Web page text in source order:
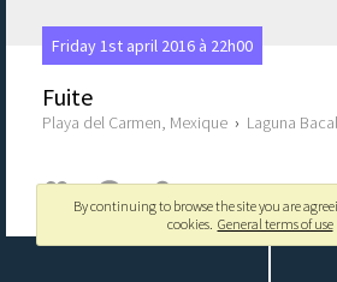
Friday 1st april 2016 à 22h00
Fuite
Playa del Carmen, Mexique › Laguna
0 0
By continuing to browse the site you are
cookies. General terms of use